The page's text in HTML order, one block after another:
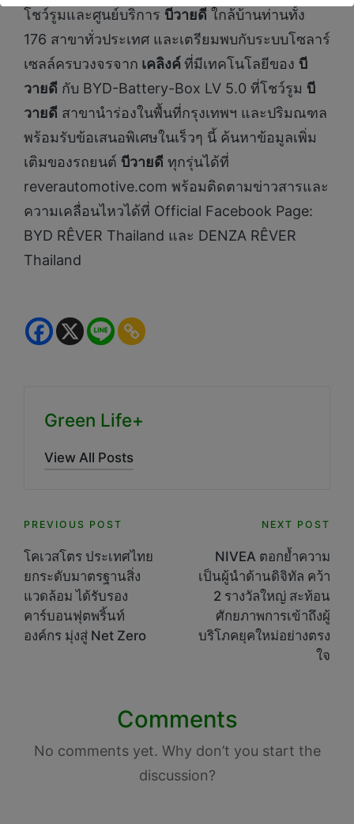
โชว์รูมและศูนย์บริการ บีวายดี ใกล้บ้านท่านทั้ง
176 สาขาทั่วประเทศ และเตรียมพบกับระบบโซลาร์
เซลล์ครบวงจรจาก เคลิงค์ที่มีเทคโนโลยีของ บี
วายดี กับ BYD-Battery-Box LV 5.0 ที่โชว์รูม บี
วายดี สาขานำร่องในพื้นที่กรุงเทพฯ และปริมณฑล
พร้อมรับข้อเสนอพิเศษในเร็วๆ นี้ ค้นหาข้อมูลเพิ่ม
เติมของรถยนต์ บีวายดี ทุกรุ่นได้ที่
reverautomotive.com พร้อมติดตามข่าวสารและ
ความเคลื่อนไหวได้ที่ Official Facebook Page:
BYD RÊVER Thailand และ DENZA RÊVER
Thailand
Green Life+
View All Posts
Post
navigation
PREVIOUS POST
โคเวสโตร ประเทศไทย
ยกระดับมาตรฐานสิ่ง
แวดล้อม ได้รับรอง
คาร์บอนฟุตพริ้นท์
องค์กร มุ่งสู่ Net Zero
NEXT POST
NIVEA ตอกย้ำความ
เป็นผู้นำด้านดิจิทัล คว้า
2 รางวัลใหญ่ สะท้อน
ศักยภาพการเข้าถึงผู้
บริโภคยุคใหม่อย่างตรง
ใจ
Comments
No comments yet. Why don’t you start the
discussion?